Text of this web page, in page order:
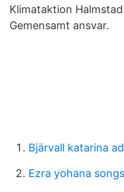
Klimataktion
Gemensamt ansvar.
Bjärvall katarina
Ezra yohana songs